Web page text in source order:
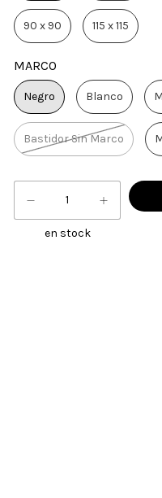
90 x 90 115 x 115
MARCO
Negro Blanco
Bastidor Sin Marco
en stock